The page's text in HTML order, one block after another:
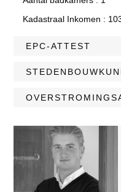
Kadastraal Inkomen :
EPC-ATTEST